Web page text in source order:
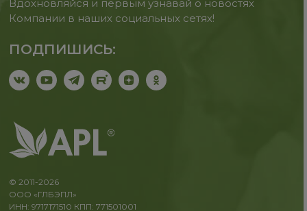
Вдохновляйся и первым узнавай о новостях
Компании в наших социальных сетях!
ПОДПИШИСЬ:
© 2011-2026
ООО «ГЛБЭПЛ»
ИНН: 9717171510 КПП: 771501001